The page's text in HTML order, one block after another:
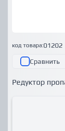
код товара:01202
Сравнить
Редуктор